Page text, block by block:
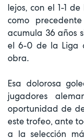
lejos, con el 1-1
como
acumula 36 años
el 6-0 de la Liga
obra.
Esa dolorosa
jugadores
oportunidad de
este trofeo, ante
a la selección